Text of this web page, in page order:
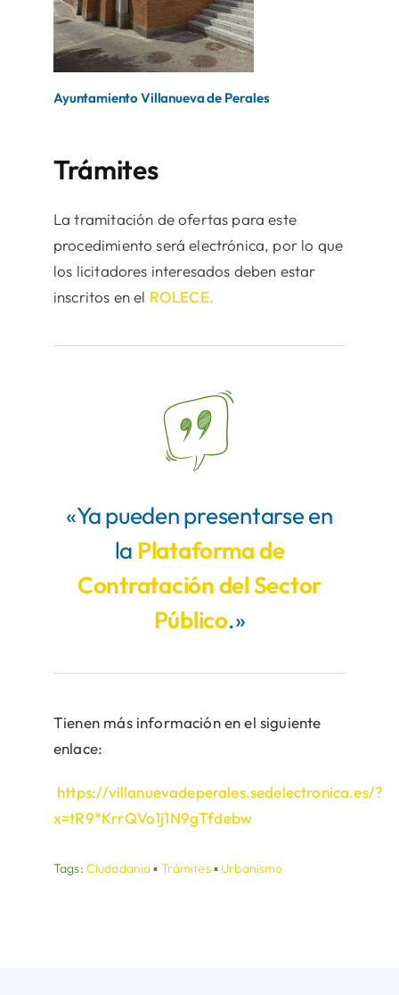
Ayuntamiento Villanueva de Perales
Trámites
La tramitación de ofertas para este
procedimiento será electrónica, por lo que
los licitadores interesados deben estar
inscritos en el ROLECE.
«Ya pueden presentarse en
la Plataforma de
Contratación del Sector
Público.»
Tienen más información en el siguiente
enlace:
https://villanuevadeperales.sedelectronica.es/?
x=tR9*KrrQVo1j1N9gTfdebw
Tags: Ciudadania▪ Trámites▪ Urbanismo